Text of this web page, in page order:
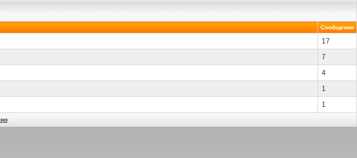
Сообщения
17
7
4
1
1